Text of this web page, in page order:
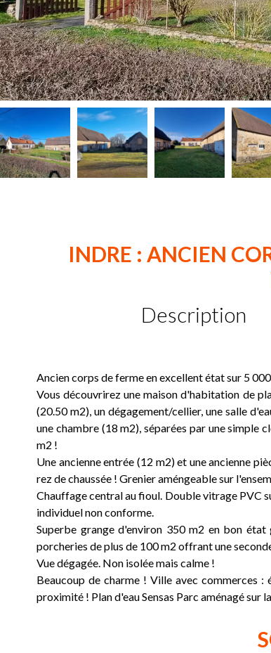
INDRE : ANCIEN
Description
Ancien corps de ferme en excellent état sur 5
Vous découvrirez une maison d'habitation de
(20.50 m2), un dégagement/cellier, une salle
une chambre (18 m2), séparées par une simple
m2 !
Une ancienne entrée (12 m2) et une ancienne
rez de chaussée ! Grenier améngeable sur
Chauffage central au fioul. Double vitrage PVC
individuel non conforme.
Superbe grange d'environ 350 m2 en bon
porcheries de plus de 100 m2 offrant une
Vue dégagée. Non isolée mais calme !
Beaucoup de charme ! Ville avec commerces
proximité ! Plan d'eau Sensas Parc aménagé sur